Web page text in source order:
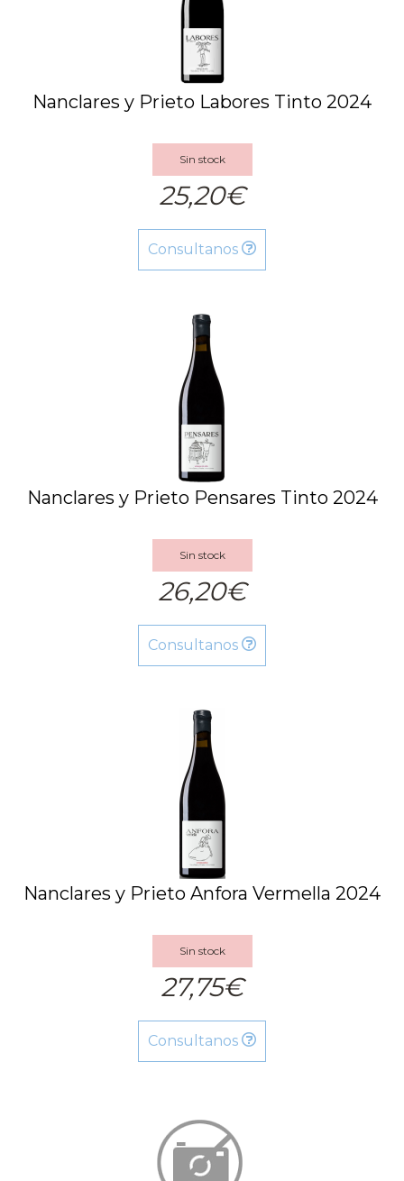
Nanclares y Prieto Labores Tinto 2024
Sin stock
25,20€
Consultanos
Nanclares y Prieto Pensares Tinto 2024
Sin stock
26,20€
Consultanos
Nanclares y Prieto Anfora Vermella 2024
Sin stock
27,75€
Consultanos